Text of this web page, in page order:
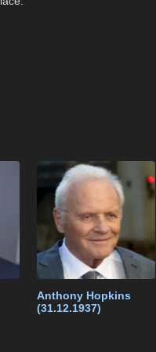
Anthony Hopkins
(31.12.1937)